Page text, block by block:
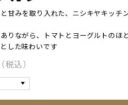
甘みを取り入れた、ニシキヤキッチ
りながら、トマトとヨーグルトのほ
した味わいです
税込